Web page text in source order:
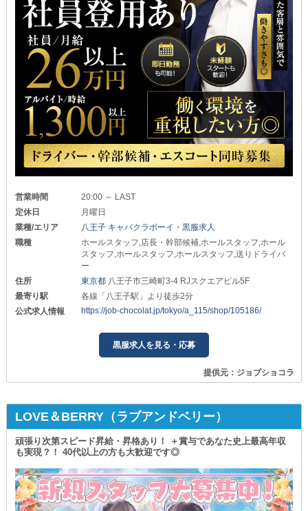
営業時間
20:00 ～ LAST
定休日
月曜日
業種/エリア
八王子 キャバクラボーイ・黒服求人
職種
ホールスタッフ,店長・幹部候補,ホールスタッフ,ホール
スタッフ,ホールスタッフ,ホールスタッフ,送りドライバ
ー
住所
東京都 八王子市三崎町3-4 RJスクエアビル5F
最寄り駅
各線「八王子駅」より徒歩2分
公式求人情報
https://job-chocolat.jp/tokyo/a_115/shop/105186/
黒服求人を見る・応募
提供元：ジョブショコラ
LOVE＆BERRY（ラブアンドベリー）
頑張り次第スピード昇給・昇格あり！ ＋賞与であなた史上最高年収
も実現？！ 40代以上の方も大歓迎です◎